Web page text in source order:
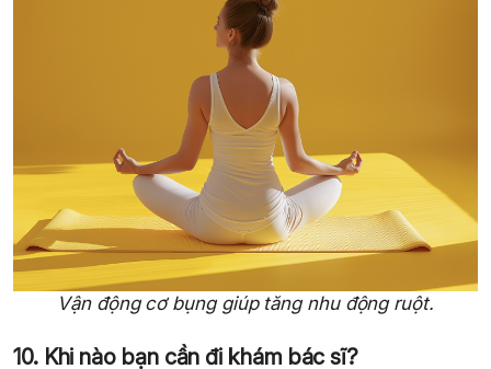
Vận động cơ bụng giúp tăng nhu động ruột.
10. Khi nào bạn cần đi khám bác sĩ?